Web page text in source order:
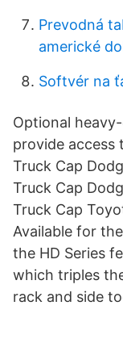
Prevodná
americké
Softvér na
Optional
provide access
Truck Cap
Truck Cap
Truck Cap
Available for
the HD Series
which triples
rack and side